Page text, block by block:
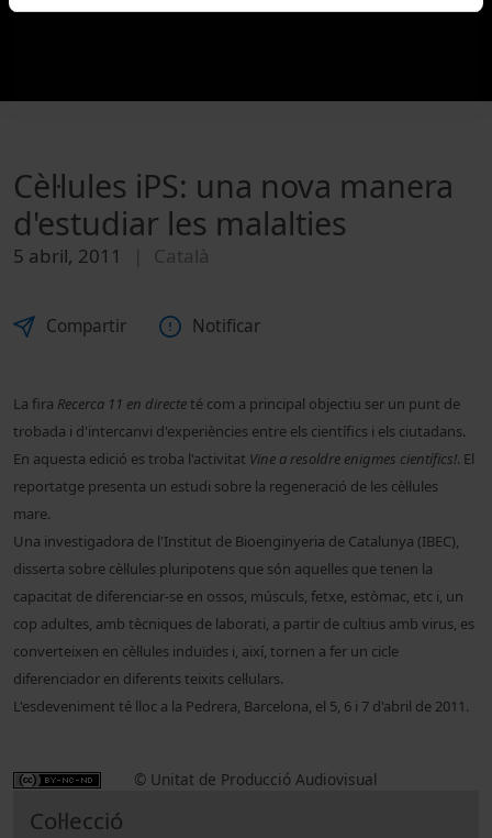
Cèl·lules iPS: una nova manera
d'estudiar les malalties
5 abril, 2011 Català
Compartir Notificar
La fira Recerca 11 en directeté com a principal objectiu ser un punt de
trobada i d'intercanvi d'experiències entre els científics i els ciutadans.
En aquesta edició es troba l'activitat Vine a resoldre enigmes científics!. El
reportatge presenta un estudi sobre la regeneració de les cèl·lules
mare.
Una investigadora de l'Institut de Bioenginyeria de Catalunya (IBEC),
disserta sobre cèl·lules pluripotens que són aquelles que tenen la
capacitat de diferenciar-se en ossos, músculs, fetxe, estòmac, etc i, un
cop adultes, amb tècniques de laborati, a partir de cultius amb virus, es
converteixen en cèl·lules induïdes i, així, tornen a fer un cicle
diferenciador en diferents teixits cel·lulars.
L'esdeveniment té lloc a la Pedrera, Barcelona, el 5, 6 i 7 d'abril de 2011.
© Unitat de Producció Audiovisual
Col·lecció